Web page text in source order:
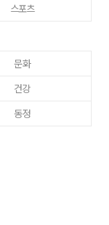
스포츠
문화
건강
동정